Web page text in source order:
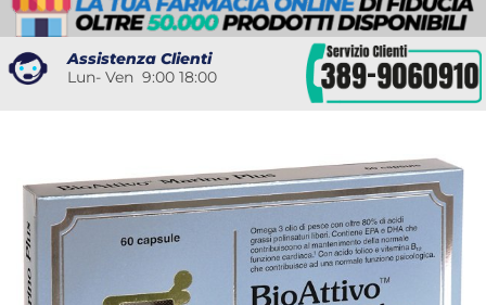
Assistenza Clienti
Lun- Ven 9:00 18:00